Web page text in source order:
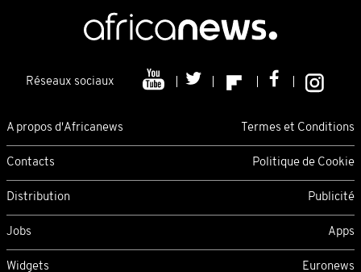
Réseaux sociaux
A propos d'Africanews Termes et Conditions
Contacts Politique de Cookie
Distribution Publicité
Jobs Apps
Widgets Euronews